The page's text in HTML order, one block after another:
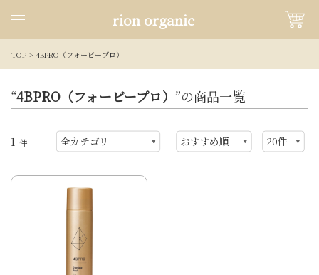
rion organic
TOP 4BPRO（フォービープロ）
“4BPRO（フォービープロ） ”の商品一覧
1 件